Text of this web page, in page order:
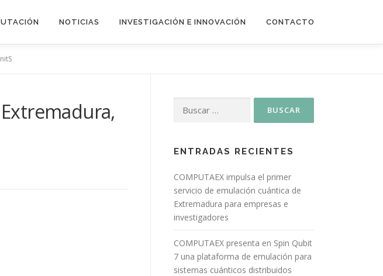
NOTICIAS INVESTIGACIÓN E INNOVACIÓN CONTACTO
ENTRADAS RECIENTES
COMPUTAEX impulsa el primer
servicio de emulación cuántica de
Extremadura para empresas e
investigadores
COMPUTAEX presenta en Spin Qubit
7 una plataforma de emulación para
sistemas cuánticos distribuidos